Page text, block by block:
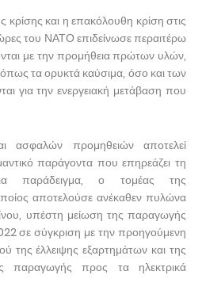
κρίσης και η επακόλουθη κρίση στις
του ΝΑΤΟ επιδείνωσε περαιτέρω
με την προμήθεια πρώτων υλών,
τα ορυκτά καύσιμα, όσο και των
για την ενεργειακή μετάβαση που
ασφαλών προμηθειών αποτελεί
παράγοντα που επηρεάζει τη
παράδειγμα, ο τομέας της
αποτελούσε ανέκαθεν πυλώνα
υπέστη μείωση της παραγωγής
σε σύγκριση με την προηγούμενη
της έλλειψης εξαρτημάτων και της
παραγωγής προς τα ηλεκτρικά